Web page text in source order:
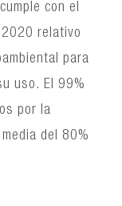
con el
relativo
para
uso. El 99%
por la
del 80%